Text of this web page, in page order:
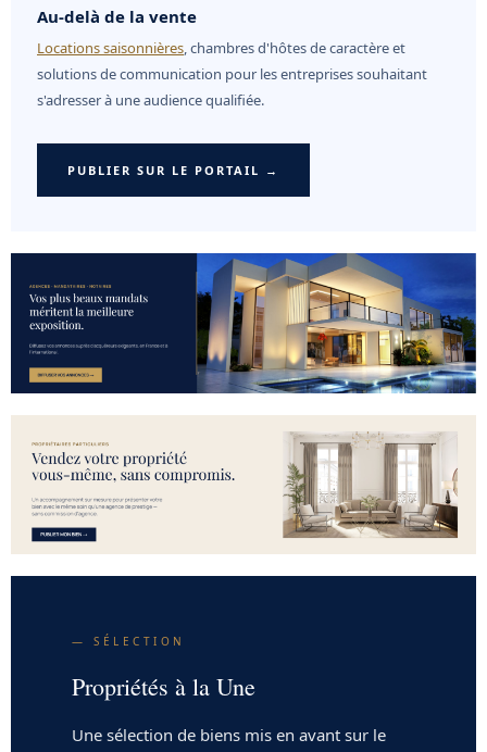
Au-delà de la vente
Locations saisonnières, chambres d'hôtes de caractère et
solutions de communication pour les entreprises souhaitant
s'adresser à une audience qualifiée.
PUBLIER SUR LE PORTAIL →
— SÉLECTION
Propriétés à la Une
Une sélection de biens mis en avant sur le